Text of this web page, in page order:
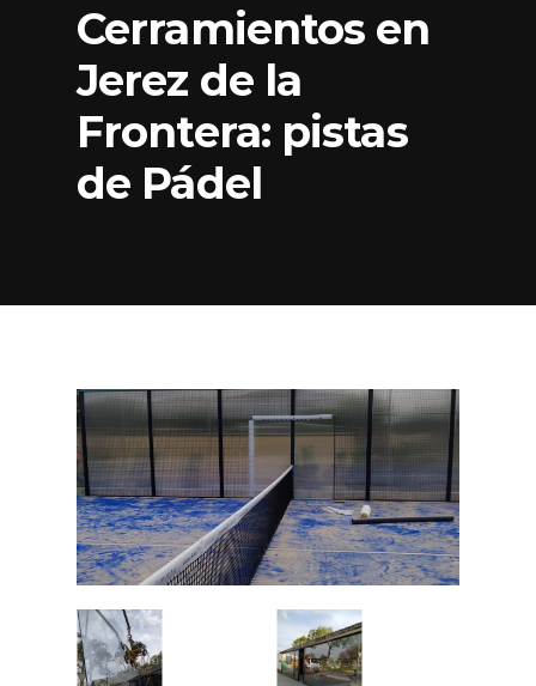
Cerramientos en
Jerez de la
Frontera: pistas
de Pádel